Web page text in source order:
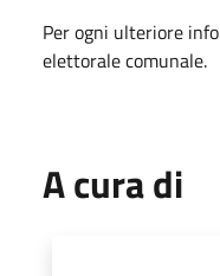
Per ogni ulteriore
elettorale comunale.
A cura di